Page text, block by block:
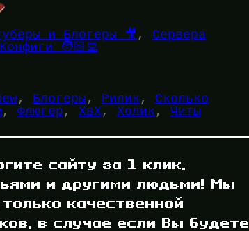
и Блогеры 🎥 , Сервера
🧑🏻‍💻
, Блогеры , Рилик , Сколько
, Флюгер , ХвХ, Холик , Читы
сайту за 1 клик,
и другими людьми! Мы
качественной
в случае если Вы будете